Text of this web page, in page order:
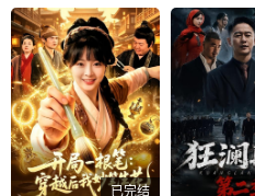
已完结